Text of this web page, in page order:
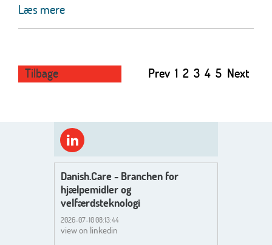
Læs mere
Tilbage Prev 1 2 3 4 5 Next
Danish.Care - Branchen for
hjælpemidler og
velfærdsteknologi
2026-07-10 08:13:44
view on linkedin